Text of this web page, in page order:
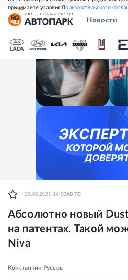
принимаете условияПользовательского
СВЕЖИЙ НОМЕР
Новости
20.05.2021 14:00АВТО
Абсолютно новый
на патентах. Такой
Niva
Константин Руссов